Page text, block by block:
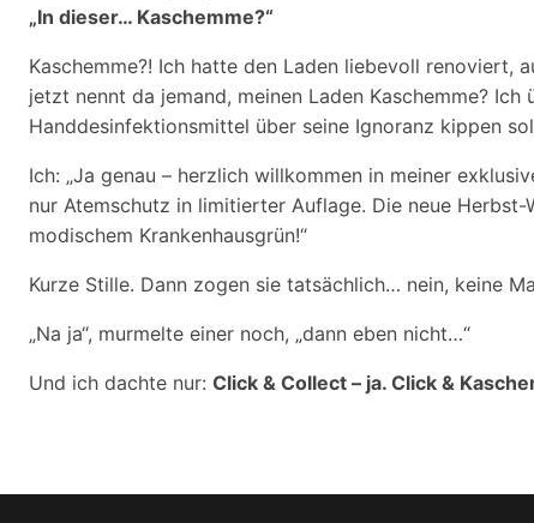
„In dieser… Kaschemme?“
Kaschemme?! Ich hatte den Laden liebevoll renoviert,
jetzt nennt da jemand, meinen Laden Kaschemme?
Handdesinfektionsmittel über seine Ignoranz kippen
Ich: „Ja genau – herzlich willkommen in meiner
nur Atemschutz in limitierter Auflage. Die neue Herbst-
modischem Krankenhausgrün!“
Kurze Stille. Dann zogen sie tatsächlich… nein, keine
„Na ja“, murmelte einer noch, „dann eben nicht…“
Und ich dachte nur: Click & Collect – ja. Click &